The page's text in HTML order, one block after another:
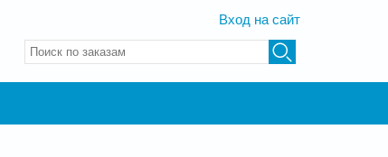
Вход на сайт
Введите ключевые слова для поиска